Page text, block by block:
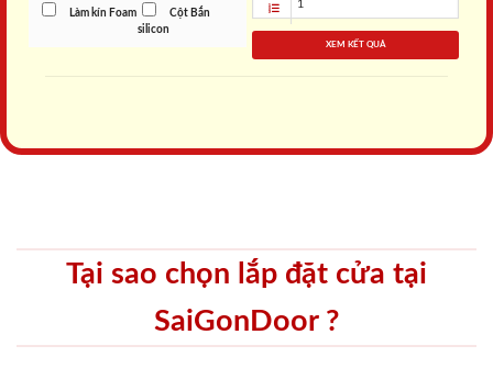
Làm kín Foam
Cột Bắn
silicon
XEM KẾT QUẢ
Tại sao chọn lắp đặt cửa tại
SaiGonDoor ?